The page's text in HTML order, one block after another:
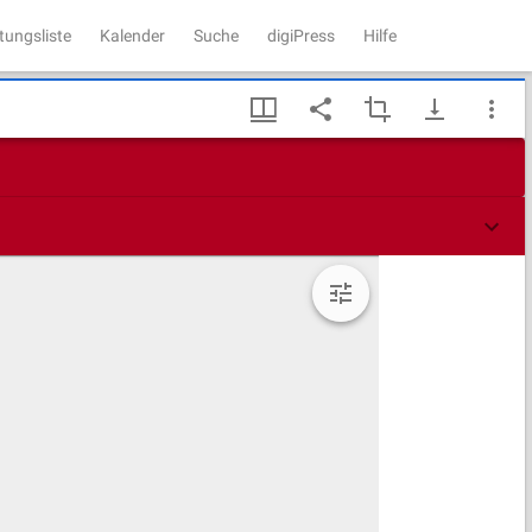
Kalender Suche digiPress Hilfe